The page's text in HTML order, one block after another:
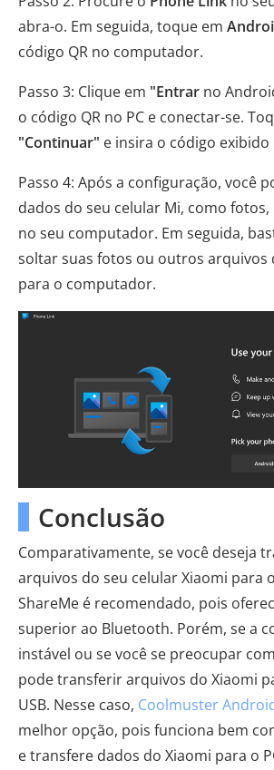
abra-o. Em seguida, toque em
código QR no computador.
Passo 3: Clique em "Entrar no
o código QR no PC e conectar-se.
"Continuar" e insira o código exibido
Passo 4: Após a configuração, você
dados do seu celular Mi, como fotos,
no seu computador. Em seguida,
soltar suas fotos ou outros arquivos
para o computador.
Conclusão
Comparativamente, se você deseja
arquivos do seu celular Xiaomi para
ShareMe é recomendado, pois
superior ao Bluetooth. Porém, se a
instável ou se você se preocupar
pode transferir arquivos do Xiaomi
USB. Nesse caso, Coolmuster
melhor opção, pois funciona bem
e transfere dados do Xiaomi para o